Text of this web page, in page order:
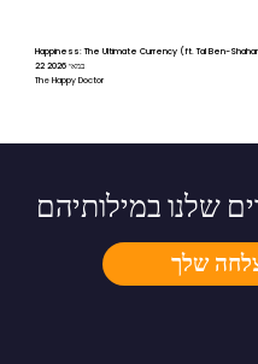
Happiness: The Ultimate Currency (ft. Tal Ben-
22 במאי 2026
The Happy Doctor
שלך
שלנו במילותיהם